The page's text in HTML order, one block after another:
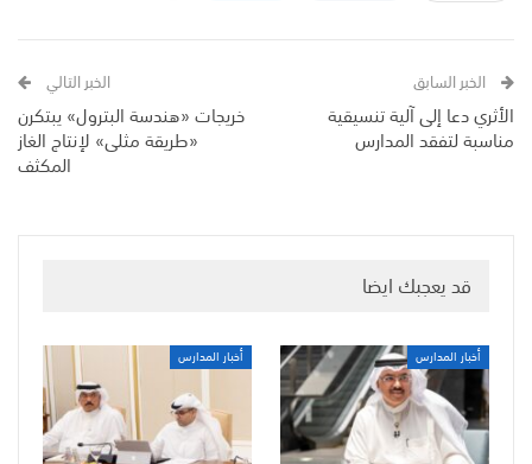
الخبر السابق
الأثري دعا إلى آلية تنسيقية
مناسبة لتفقد المدارس
الخبر التالي
خريجات «هندسة البترول» يبتكرن
«طريقة مثلى» لإنتاج الغاز
المكثف
قد يعجبك ايضا
أخبار المدارس أخبار المدارس